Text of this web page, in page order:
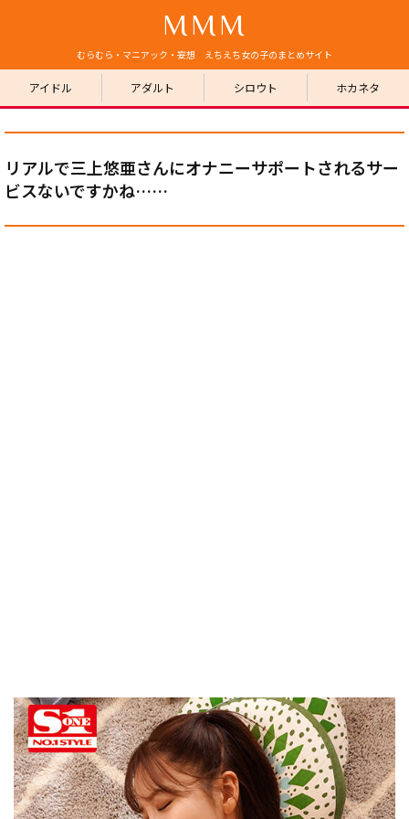
MMM
むらむら・マニアック・妄想 えちえち女の子のまとめサイト
アイドル アダルト シロウト ホカネタ
リアルで三上悠亜さんにオナニーサポートされるサー
ビスないですかね……